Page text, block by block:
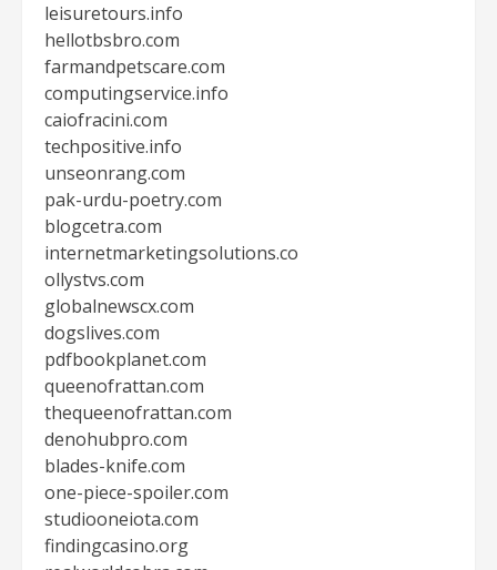
leisuretours.info
hellotbsbro.com
farmandpetscare.com
computingservice.info
caiofracini.com
techpositive.info
unseonrang.com
pak-urdu-poetry.com
blogcetra.com
internetmarketingsolutions.co
ollystvs.com
globalnewscx.com
dogslives.com
pdfbookplanet.com
queenofrattan.com
thequeenofrattan.com
denohubpro.com
blades-knife.com
one-piece-spoiler.com
studiooneiota.com
findingcasino.org